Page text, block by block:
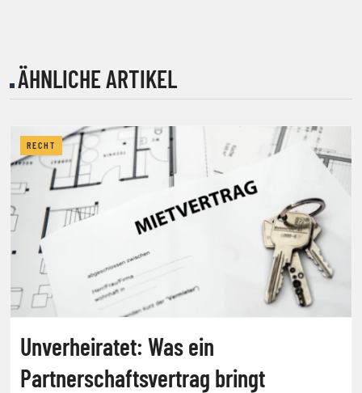
ÄHNLICHE ARTIKEL
RECHT
Unverheiratet: Was ein
Partnerschaftsvertrag bringt